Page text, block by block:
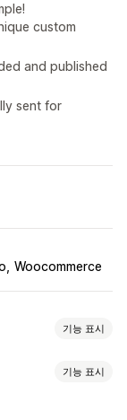
custom
and published
sent for
Woocommerce
기능 표시
기능 표시